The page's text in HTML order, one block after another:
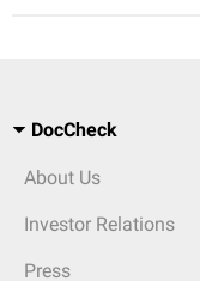
DocCheck
About Us
Investor Relations
Press